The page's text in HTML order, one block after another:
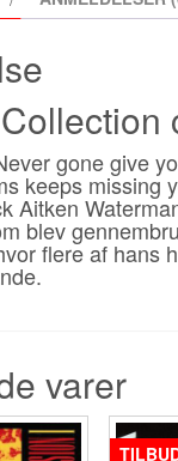
gone give
keeps missing
Aitken
blev
flere af hans
varer